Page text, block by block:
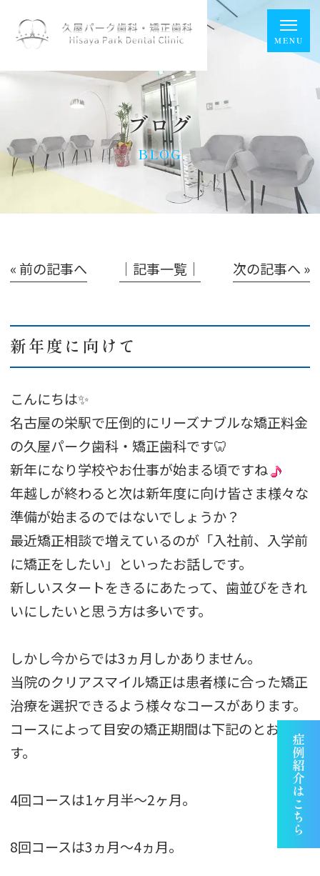
ブログ
BLOG
« 前の記事へ │記事一覧│ 次の記事へ »
新年度に向けて
こんにちは✨
名古屋の栄駅で圧倒的にリーズナブルな矯正料金
の久屋パーク歯科・矯正歯科です🦷
新年になり学校やお仕事が始まる頃ですね
年越しが終わると次は新年度に向け皆さま様々な
準備が始まるのではないでしょうか？
最近矯正相談で増えているのが「入社前、入学前
に矯正をしたい」といったお話しです。
新しいスタートをきるにあたって、歯並びをきれ
いにしたいと思う方は多いです。
しかし今からでは3ヵ月しかありません。
当院のクリアスマイル矯正は患者様に合った矯正
治療を選択できるよう様々なコースがあります。
コースによって目安の矯正期間は下記のとおりで
す。
4回コースは1ヶ月半～2ヶ月。
8回コースは3ヵ月～4ヵ月。